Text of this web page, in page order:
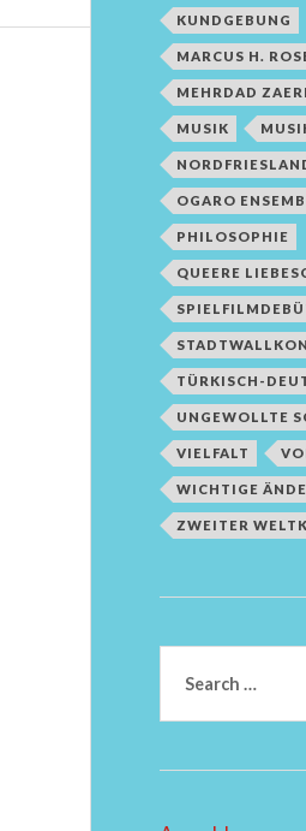
KUNDGEBUNG
MARCUS H.
MEHRDAD ZAERI
MUSIK
OGARO
PHILOSOPHIE
QUEERE
TÜRKISCH-
UNGEWOLLTE
VIELFALT
WICHTIGE
ZWEITER
nach: